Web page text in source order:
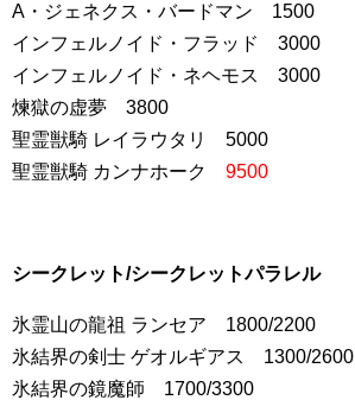
A・ジェネクス・バードマン 1500
インフェルノイド・フラッド 3000
インフェルノイド・ネヘモス 3000
煉獄の虚夢 3800
聖霊獣騎 レイラウタリ 5000
聖霊獣騎 カンナホーク 9500
シークレット/シークレットパラレル
氷霊山の龍祖 ランセア 1800/2200
氷結界の剣士 ゲオルギアス 1300/2600
氷結界の鏡魔師 1700/3300